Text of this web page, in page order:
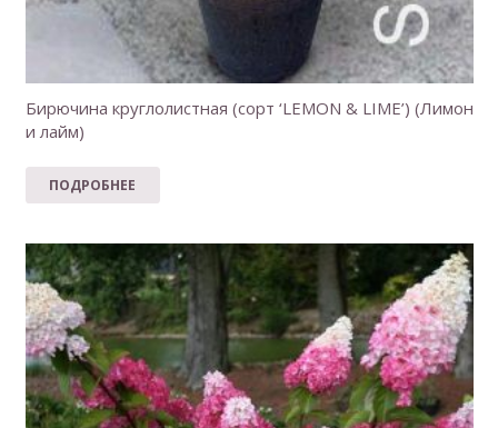
Бирючина круглолистная (сорт ‘LEMON & LIME’) (Лимон
и лайм)
ПОДРОБНЕЕ